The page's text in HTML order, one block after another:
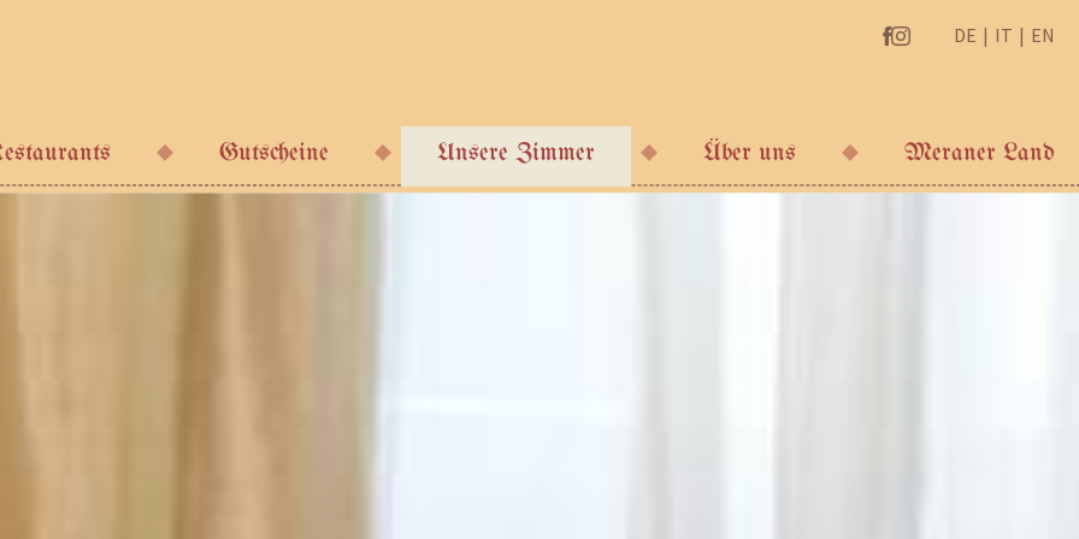
DE IT EN
Gutscheine Unsere Zimmer Über uns Meraner Land